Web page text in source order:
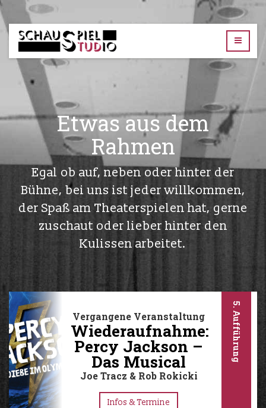
TUD-
Schauspielstudio
Etwas aus dem
Rahmen
Egal ob auf, neben oder hinter der
Bühne, bei uns ist jeder willkommen,
der Spaß am Theaterspielen hat, gerne
zuschaut oder lieber hinter den
Kulissen arbeitet.
Vergangene Veranstaltung
Wiederaufnahme:
Percy Jackson –
Das Musical
Joe Tracz & Rob Rokicki
Infos & Termine
5. Aufführung